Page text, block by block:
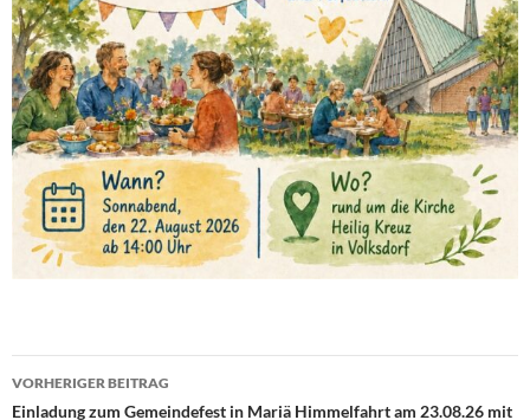
VORHERIGER BEITRAG
Einladung zum Gemeindefest in Mariä Himmelfahrt am 23.08.26 mit